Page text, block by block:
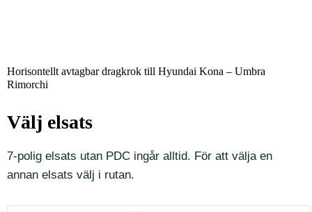
Horisontellt avtagbar dragkrok till Hyundai Kona – Umbra
Rimorchi
Välj elsats
7-polig elsats utan PDC ingår alltid. För att välja en
annan elsats välj i rutan.